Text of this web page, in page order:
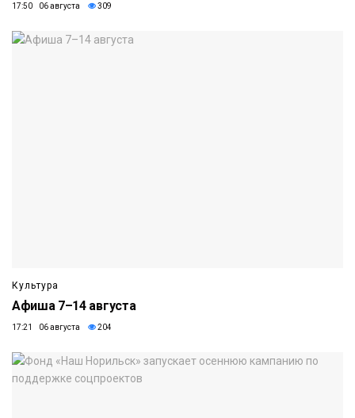
17:50 06 августа 309
Культура
Афиша 7–14 августа
17:21 06 августа 204